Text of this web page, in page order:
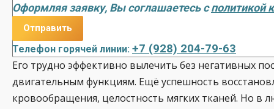
Оформляя заявку, Вы соглашаетесь сполитикой
Телефон горячей линии: +7 (928) 204-79-63
Его трудно эффективно вылечить без негативных
двигательным функциям. Ещё успешность
кровообращения, целостность мягких тканей. Но в